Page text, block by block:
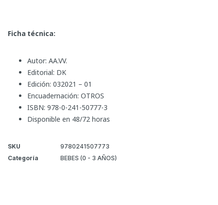
Ficha técnica:
Autor: AA.VV.
Editorial: DK
Edición: 032021 – 01
Encuadernación: OTROS
ISBN: 978-0-241-50777-3
Disponible en 48/72 horas
SKU
9780241507773
Categoría
BEBES (0 - 3 AÑOS)